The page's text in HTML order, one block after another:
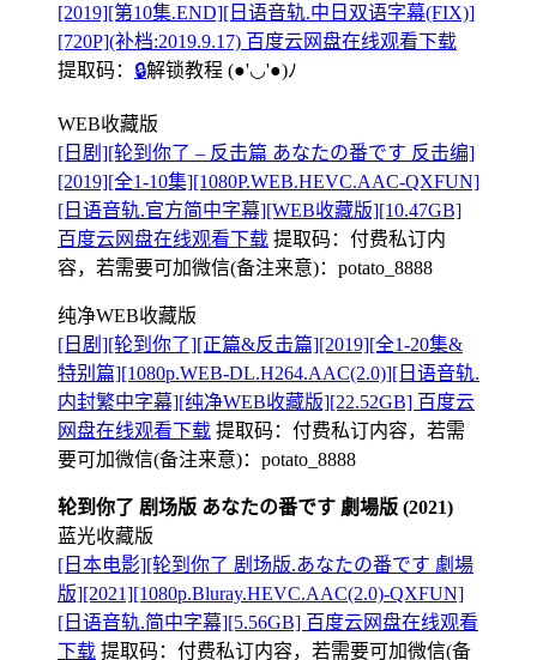
[2019][第10集.END][日语音轨.中日双语字幕(FIX)]
[720P](补档:2019.9.17) 百度云网盘在线观看下载
提取码： 🔒解锁教程 (●'◡'●)ﾉ
WEB收藏版
[日剧][轮到你了 – 反击篇 あなたの番です 反击编]
[2019][全1-10集][1080P.WEB.HEVC.AAC-QXFUN]
[日语音轨.官方简中字幕][WEB收藏版][10.47GB]
百度云网盘在线观看下载 提取码： 付费私订内
容，若需要可加微信(备注来意)：potato_8888
纯净WEB收藏版
[日剧][轮到你了][正篇&反击篇][2019][全1-20集&
特别篇][1080p.WEB-DL.H264.AAC(2.0)][日语音轨.
内封繁中字幕][纯净WEB收藏版][22.52GB] 百度云
网盘在线观看下载 提取码： 付费私订内容，若需
要可加微信(备注来意)：potato_8888
轮到你了 剧场版 あなたの番です 劇場版 (2021)
蓝光收藏版
[日本电影][轮到你了 剧场版.あなたの番です 劇場
版][2021][1080p.Bluray.HEVC.AAC(2.0)-QXFUN]
[日语音轨.简中字幕][5.56GB] 百度云网盘在线观看
下载 提取码： 付费私订内容，若需要可加微信(备